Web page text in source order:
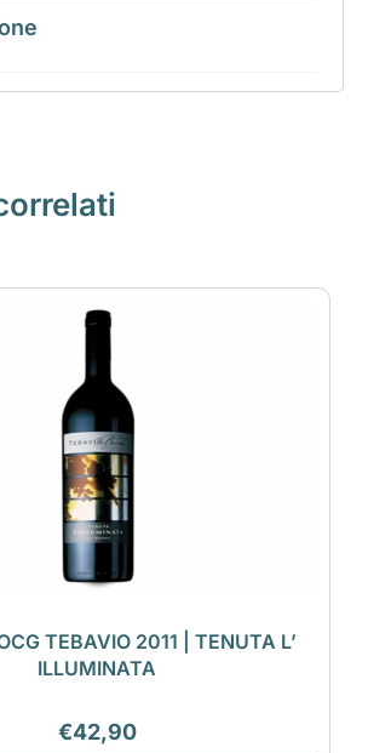
TEBAVIO 2011 | TENUTA L’
ILLUMINATA
€42,90